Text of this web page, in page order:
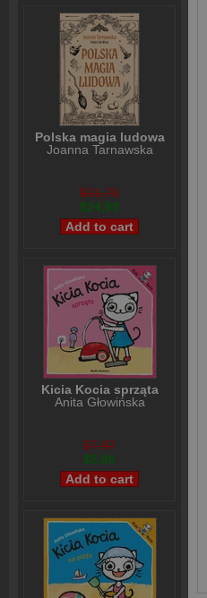
Polska magia ludowa
Joanna Tarnawska
$31,78
$24,93
Kicia Kocia sprząta
Anita Głowińska
$7,97
$5,98